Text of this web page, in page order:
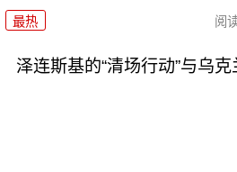
最热 阅
泽连斯基的“清场行动”与乌克